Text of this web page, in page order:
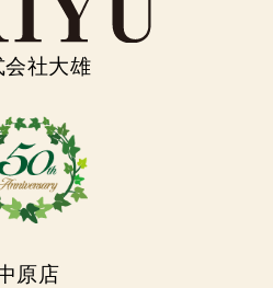
会社大雄
原店